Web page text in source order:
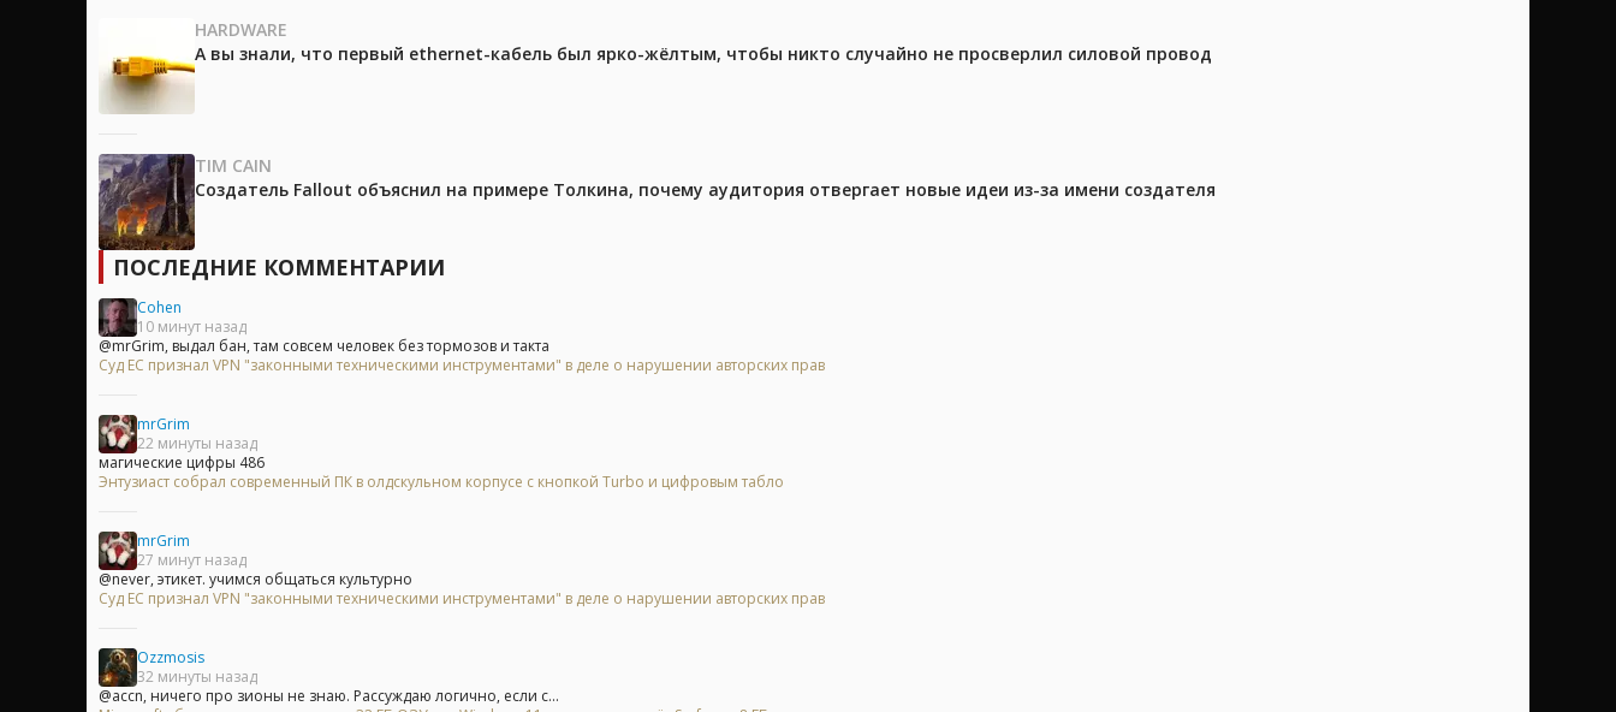
HARDWARE
А вы знали, что первый ethernet-кабель был ярко-жёлтым, чтобы никто случайно не просверлил силовой провод
TIM CAIN
Создатель Fallout объяснил на примере Толкина, почему аудитория отвергает новые идеи из-за имени создателя
ПОСЛЕДНИЕ КОММЕНТАРИИ
Cohen
10 минут назад
@mrGrim, выдал бан, там совсем человек без тормозов и такта
Суд ЕС признал VPN "законными техническими инструментами" в деле о нарушении авторских прав
mrGrim
22 минуты назад
магические цифры 486
Энтузиаст собрал современный ПК в олдскульном корпусе с кнопкой Turbo и цифровым табло
mrGrim
27 минут назад
@never, этикет. учимся общаться культурно
Суд ЕС признал VPN "законными техническими инструментами" в деле о нарушении авторских прав
Ozzmosis
32 минуты назад
@accn, ничего про зионы не знаю. Рассуждаю логично, если с...